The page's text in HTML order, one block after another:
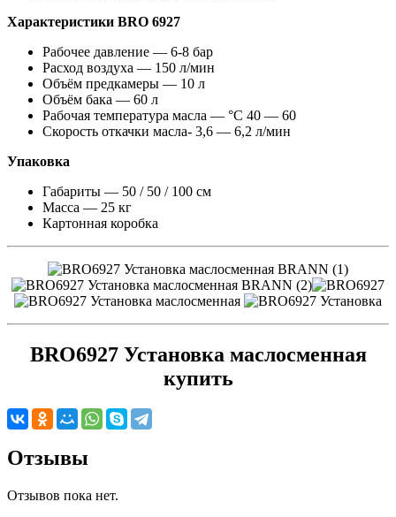
Характеристики BRO 6927
Рабочее давление — 6-8 бар
Расход воздуха — 150 л/мин
Объём предкамеры — 10 л
Объём бака — 60 л
Рабочая температура масла — °С 40 — 60
Скорость откачки масла- 3,6 — 6,2 л/мин
Упаковка
Габариты — 50 / 50 / 100 см
Масса — 25 кг
Картонная коробка
BRO6927 Установка маслосменная
купить
Отзывы
Отзывов пока нет.